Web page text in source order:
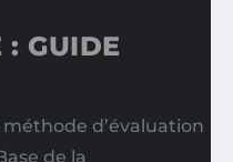
: GUIDE
méthode d’évaluation
de la